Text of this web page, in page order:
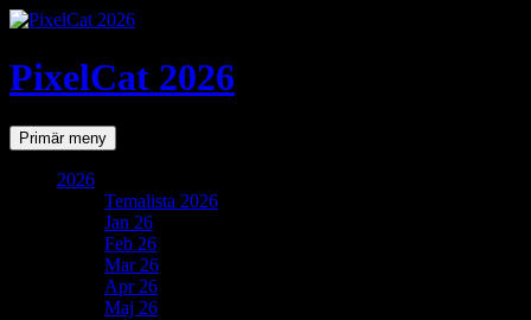
PixelCat 2026
SökPrimär meny Gå
till
2026
Temalista 2026
Jan 26
Feb 26
Mar 26
Apr 26
Maj 26